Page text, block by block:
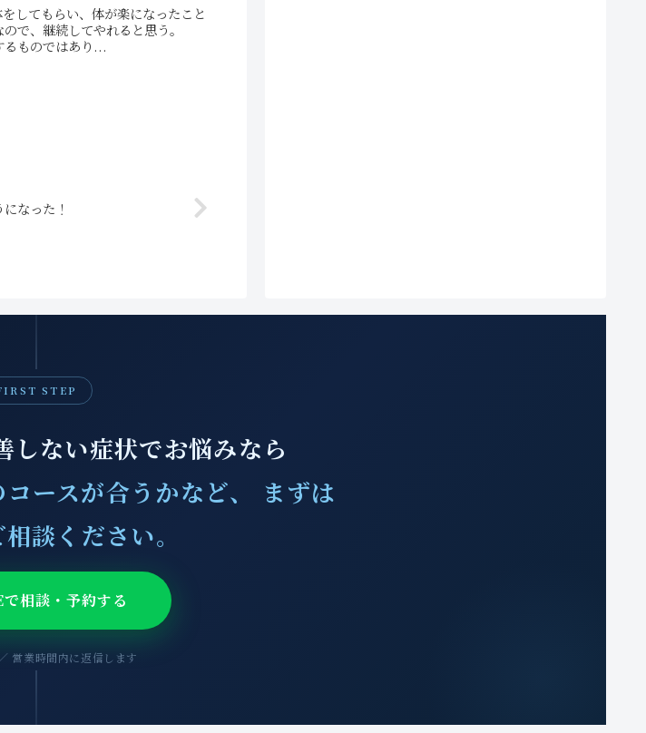
してもらい、体が楽になったこと
で、継続してやれると思う。
ものではあり...
なった！
STEP
しない症状でお悩みなら
ースが合うかなど、 まずは
談ください。
相談・予約する
営業時間内に返信します